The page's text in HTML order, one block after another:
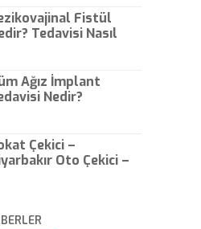
Fistül
Tedavisi Nasıl
Ağız İmplant
Nedir?
Çekici –
Oto Çekici –